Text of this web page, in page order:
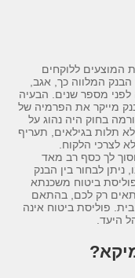
המוצעים ללוקחים
המלווה כך, אגב,
מספר שנים. הבעיה
מייקר את הפרמיה של
בחוק היה נהוג על
תלות בגילאים, תעריף
לצרכי הלקוח.
לך כסף רב מאד
ניתן לבחור בין הבנק
ביטוח משכנתא
רק לכם, בהתאם
פוליסת ביטוח אינה
היעד.